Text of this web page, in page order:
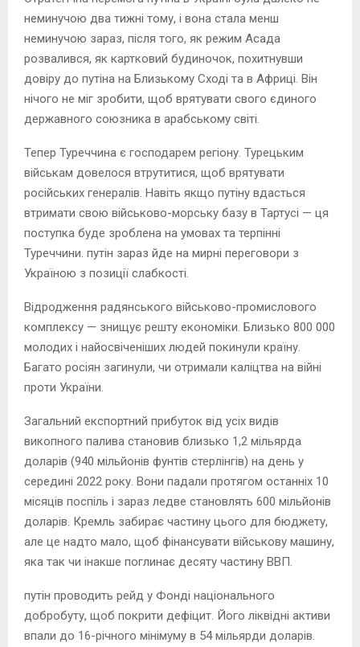
неминучою два тижні тому, і вона стала менш
неминучою зараз, після того, як режим Асада
розвалився, як картковий будиночок, похитнувши
довіру до путіна на Близькому Сході та в Африці. Він
нічого не міг зробити, щоб врятувати свого єдиного
державного союзника в арабському світі.
Тепер Туреччина є господарем регіону. Турецьким
військам довелося втрутитися, щоб врятувати
російських генералів. Навіть якщо путіну вдасться
втримати свою військово-морську базу в Тартусі — ця
поступка буде зроблена на умовах та терпінні
Туреччини. путін зараз йде на мирні переговори з
Україною з позиції слабкості.
Відродження радянського військово-промислового
комплексу — знищує решту економіки. Близько 800 000
молодих і найосвіченіших людей покинули країну.
Багато росіян загинули, чи отримали каліцтва на війні
проти України.
Загальний експортний прибуток від усіх видів
викопного палива становив близько 1,2 мільярда
доларів (940 мільйонів фунтів стерлінгів) на день у
середині 2022 року. Вони падали протягом останніх 10
місяців поспіль і зараз ледве становлять 600 мільйонів
доларів. Кремль забирає частину цього для бюджету,
але це надто мало, щоб фінансувати військову машину,
яка так чи інакше поглинає десяту частину ВВП.
путін проводить рейд у Фонді національного
добробуту, щоб покрити дефіцит. Його ліквідні активи
впали до 16-річного мінімуму в 54 мільярди доларів.